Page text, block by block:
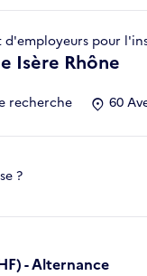
d'employeurs pour
Isère Rhône
recherche 60
?
- Alternance